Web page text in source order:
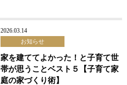
2026.03.14
お知らせ
家を建ててよかった！と子育て世
帯が思うことベスト５【子育て家
庭の家づくり術】